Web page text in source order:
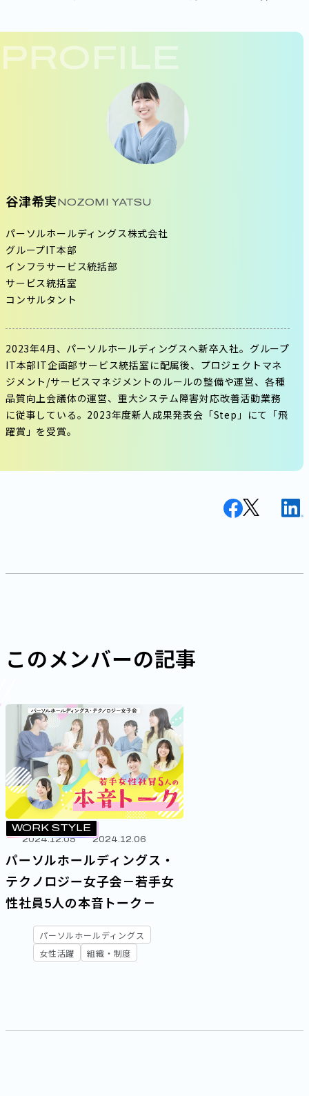
PROFILE
谷津希実 NOZOMI YATSU
パーソルホールディングス株式会社
グループIT本部
インフラサービス統括部
サービス統括室
コンサルタント
2023年4月、パーソルホールディングスへ新卒入社。グループ
IT本部IT企画部サービス統括室に配属後、プロジェクトマネ
ジメント/サービスマネジメントのルールの整備や運営、各種
品質向上会議体の運営、重大システム障害対応改善活動業務
に従事している。2023年度新人成果発表会「Step」にて「飛
躍賞」を受賞。
このメンバーの記事
WORK STYLE
2024.12.05 2024.12.06
パーソルホールディングス・
テクノロジー女子会－若手女
性社員5人の本音トーク－
パーソルホールディングス
女性活躍
組織・制度